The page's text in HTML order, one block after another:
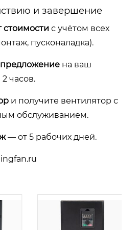
и завершение
стоимости с учётом всех
пусконаладка).
предложение на ваш
часов.
и получите вентилятор с
обслуживанием.
— от 5 рабочих дней.